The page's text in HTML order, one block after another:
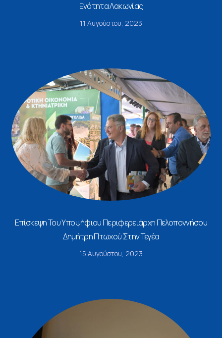
Ενότητα Λακωνίας
11 Αυγούστου, 2023
Επίσκεψη Του Υποψήφιου Περιφερειάρχη Πελοποννήσου
Δημήτρη Πτωχού Στην Τεγέα
15 Αυγούστου, 2023